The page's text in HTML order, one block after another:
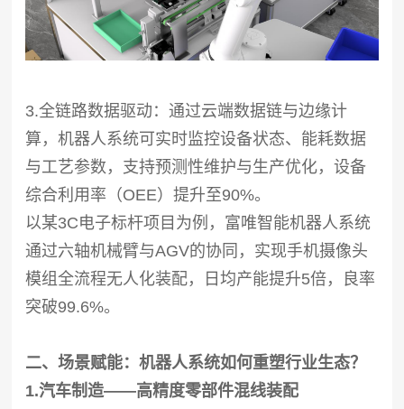
3.全链路数据驱动：通过云端数据链与边缘计
算，机器人系统可实时监控设备状态、能耗数据
与工艺参数，支持预测性维护与生产优化，设备
综合利用率（OEE）提升至90%。
以某3C电子标杆项目为例，富唯智能机器人系统
通过六轴机械臂与AGV的协同，实现手机摄像头
模组全流程无人化装配，日均产能提升5倍，良率
突破99.6%。
二、场景赋能：机器人系统如何重塑行业生态？
1.汽车制造——高精度零部件混线装配